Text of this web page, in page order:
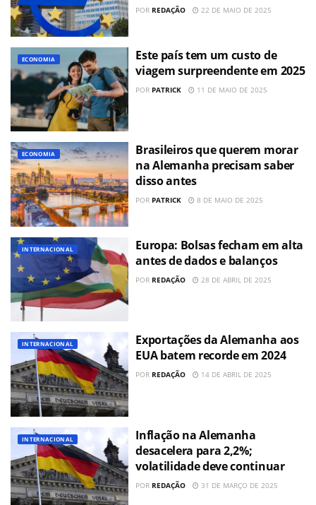
POR REDAÇÃO 22 DE MAIO DE 2025
ECONOMIA
Este país tem um custo de
viagem surpreendente em 2025
POR PATRICK 11 DE MAIO DE 2025
ECONOMIA
Brasileiros que querem morar
na Alemanha precisam saber
disso antes
POR PATRICK 8 DE MAIO DE 2025
INTERNACIONAL
Europa: Bolsas fecham em alta
antes de dados e balanços
POR REDAÇÃO 28 DE ABRIL DE 2025
INTERNACIONAL
Exportações da Alemanha aos
EUA batem recorde em 2024
POR REDAÇÃO 14 DE ABRIL DE 2025
INTERNACIONAL
Inflação na Alemanha
desacelera para 2,2%;
volatilidade deve continuar
POR REDAÇÃO 31 DE MARÇO DE 2025